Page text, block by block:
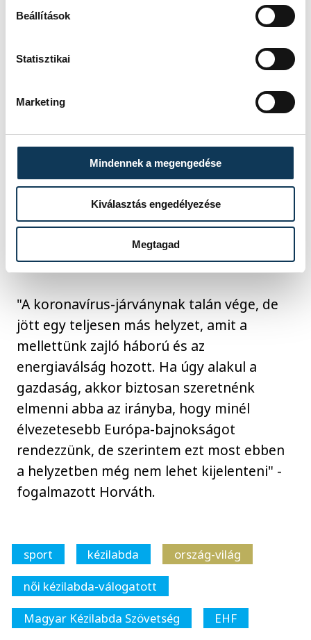
Beállítások
Statisztikai
Marketing
Mindennek a megengedése
Kiválasztás engedélyezése
Megtagad
bizonyosodott, hogy Magyarországon
Példaként említette, hogy Szegeden telt
mérkőzések voltak, pedig ott nem
meccseire megtelt az MVM Dome.
Az EHF végrehajtó bizottságának tagja az
esetleges kísérőprogramok kapcsán
lenni az ígérgetésekkel.
"A koronavírus-járványnak talán vége, de
jött egy teljesen más helyzet, amit a
mellettünk zajló háború és az
energiaválság hozott. Ha úgy alakul a
gazdaság, akkor biztosan szeretnénk
elmenni abba az irányba, hogy minél
élvezetesebb Európa-bajnokságot
rendezzünk, de szerintem ezt most ebben
a helyzetben még nem lehet kijelenteni" -
fogalmazott Horváth.
sport kézilabda
ország-világ
női kézilabda-válogatott
Magyar Kézilabda Szövetség
EHF